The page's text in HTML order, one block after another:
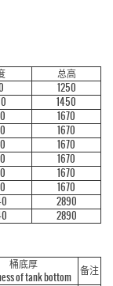
总高
1250
1450
1670
1670
1670
1670
1670
1670
2890
2890
桶底厚
of tank bottom
备注